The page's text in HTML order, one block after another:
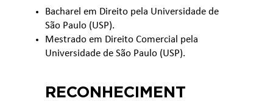
RECONHECIMENT
Bacharel em Direito pela Universidade de
São Paulo (USP).
Mestrado em Direito Comercial pela
Universidade de São Paulo (USP).